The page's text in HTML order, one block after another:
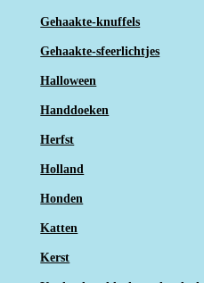
Gehaakte-knuffels
Gehaakte-sfeerlichtjes
Halloween
Handdoeken
Herfst
Holland
Honden
Katten
Kerst